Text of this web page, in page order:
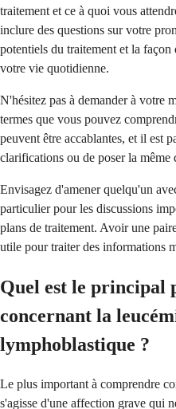
traitement et ce à quoi vous
inclure des questions sur votre
potentiels du traitement et la
votre vie quotidienne.
N'hésitez pas à demander à votre
termes que vous pouvez
peuvent être accablantes, et il est
clarifications ou de poser la même
Envisagez d'amener quelqu'un
particulier pour les discussions
plans de traitement. Avoir une
utile pour traiter des informations
Quel est le principal
concernant la
lymphoblastique ?
Le plus important à comprendre
s'agisse d'une affection grave qui